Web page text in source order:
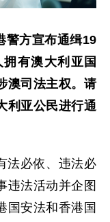
警方宣布通缉19
有澳大利亚国
澳司法主权。请
利亚公民进行通
法必依、违法必
违法活动并企图
国安法和香港国